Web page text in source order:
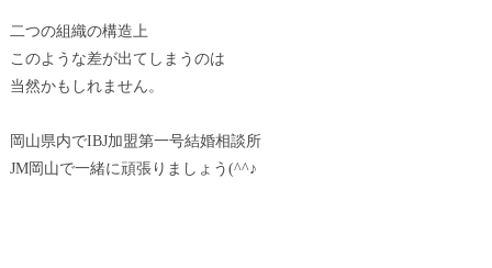
二つの組織の構造上
このような差が出てしまうのは
当然かもしれません。
岡山県内でIBJ加盟第一号結婚相談所
JM岡山で一緒に頑張りましょう(^^♪